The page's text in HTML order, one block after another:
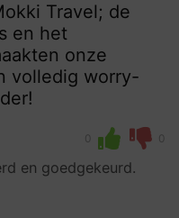
Travel; de
en het
onze
volledig worry-
0 0
en goedgekeurd.